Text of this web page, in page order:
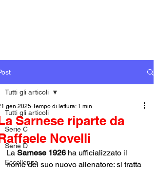
Tutti gli articoli
Serie C
Serie D
Eccellenza
Tutti gli articoli
Sarnese riparte da
Novelli
gen 2025 Tempo di lettura: 1 min
La Sarnese 1926 ha ufficializzato il
nome del suo nuovo allenatore: si tratta